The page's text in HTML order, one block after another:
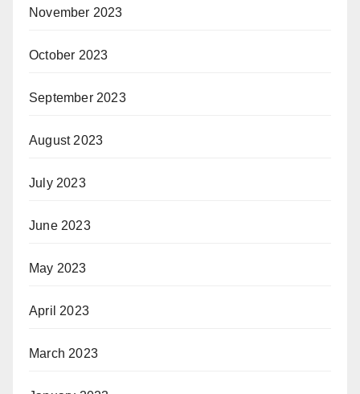
November 2023
October 2023
September 2023
August 2023
July 2023
June 2023
May 2023
April 2023
March 2023